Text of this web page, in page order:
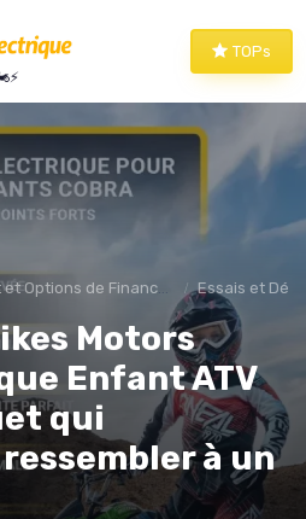
TOPs
Options de Financement Essais et
Motors
Enfant ATV
qui
à un